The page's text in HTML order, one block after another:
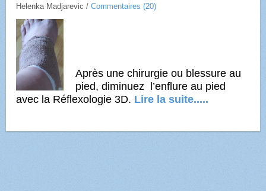
Helenka Madjarevic /Commentaires (20)
Après une chirurgie ou blessure au
pied, diminuez l’enflure au pied
avec la Réflexologie 3D. Lire la suite.....